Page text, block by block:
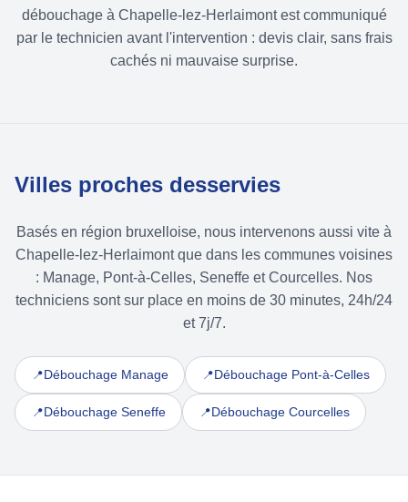
débouchage à Chapelle-lez-Herlaimont est communiqué
par le technicien avant l'intervention : devis clair, sans frais
cachés ni mauvaise surprise.
Villes proches desservies
Basés en région bruxelloise, nous intervenons aussi vite à
Chapelle-lez-Herlaimont que dans les communes voisines
: Manage, Pont-à-Celles, Seneffe et Courcelles. Nos
techniciens sont sur place en moins de 30 minutes, 24h/24
et 7j/7.
📍Débouchage Manage 📍Débouchage Pont-à-Celles
📍Débouchage Seneffe 📍Débouchage Courcelles